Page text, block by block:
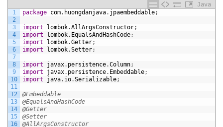
Java
1
2
3
4
5
6
7
8
9
10
11
12
13
14
15
16
package com. huongdanjava. jpaembeddable;
import lombok.AllArgsConstructor;
import
lombok. EqualsAndHashCode;
import
lombok.Getter;
import
lombok.Setter;
import javax. persistence.Column;
import
javax. persistence. Embeddable;
import
java. io.Serializable;
@Embeddable
@EqualsAndHashCode
@Getter
@Setter
@AllArgsConstructor